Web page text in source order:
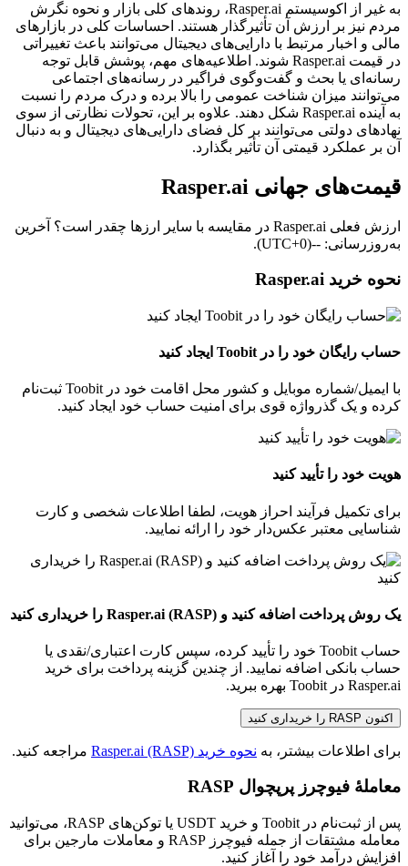
به غیر از اکوسیستم Rasper.ai، روندهای کلی بازار و نحوه نگرش
مردم نیز بر ارزش آن تأثیرگذار هستند. احساسات کلی در بازارهای
مالی و اخبار مرتبط با دارایی‌های دیجیتال می‌توانند باعث تغییراتی
در قیمت Rasper.ai شوند. اطلاعیه‌های مهم، پوشش قابل توجه
رسانه‌ای یا بحث و گفت‌وگوی فراگیر در رسانه‌های اجتماعی
می‌توانند میزان شناخت عمومی را بالا برده و درک مردم را نسبت
به آینده Rasper.ai شکل دهند. علاوه بر این، تحولات نظارتی از سوی
نهادهای دولتی می‌توانند بر کل فضای دارایی‌های دیجیتال و به‌ دنبال
آن بر عملکرد قیمتی آن تأثیر بگذارد.
قیمت‌های جهانی Rasper.ai
ارزش فعلی Rasper.ai در مقایسه با سایر ارزها چقدر است؟ آخرین
به‌روزرسانی: --(UTC+0).
نحوه خرید Rasper.ai
حساب رایگان خود را در Toobit ایجاد کنید
با ایمیل/شماره موبایل و کشور محل اقامت خود در Toobit ثبت‌نام
کرده و یک گذرواژه قوی برای امنیت حساب خود ایجاد کنید.
هویت خود را تأیید کنید
برای تکمیل فرآیند احراز هویت، لطفا اطلاعات شخصی و کارت
شناسایی معتبر عکس‌دار خود را ارائه نمایید.
یک روش پرداخت اضافه کنید و Rasper.ai (RASP) را خریداری کنید
حساب Toobit خود را تأیید کرده، سپس کارت اعتباری/نقدی یا
حساب بانکی اضافه نمایید. از چندین گزینه پرداخت برای خرید
Rasper.ai در Toobit بهره ببرید.
اکنون RASP را خریداری کنید
برای اطلاعات بیشتر، به نحوه خرید Rasper.ai (RASP) مراجعه کنید.
معاملهٔ فیوچرز پرپچوال RASP
پس از ثبت‌نام در Toobit و خرید USDT یا توکن‌های RASP، می‌توانید
معامله مشتقات از جمله فیوچرز RASP و معاملات مارجین برای
افزایش درآمد خود را آغاز کنید.